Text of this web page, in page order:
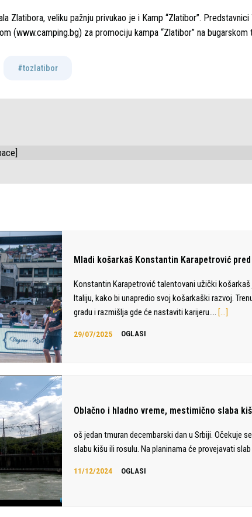
Zlatibora, veliku pažnju privukao je i Kamp “Zlatibor”.
(www.camping.bg) za promociju kampa “Zlatibor” na
#tozlatibor
Mladi košarkaš Konstantin Karapetrović
Konstantin Karapetrović talentovani užički košarkaš
Italiju, kako bi unapredio svoj košarkaški razvoj.
gradu i razmišlja gde će nastaviti karijeru.…
[…]
29/07/2025 OGLASI
Oblačno i hladno vreme, mestimično slaba
oš jedan tmuran decembarski dan u Srbiji. Očekuje
slabu kišu ili rosulu. Na planinama će provejavati
11/12/2024 OGLASI